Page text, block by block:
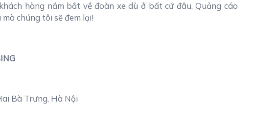
hàng nắm bắt về đoàn xe dù ở bất cứ đâu. Quảng cáo
chúng tôi sẽ đem lại!
Bà Trưng, Hà Nội